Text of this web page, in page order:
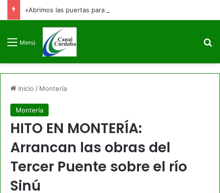
Menú
Inicio / Montería
Montería
HITO EN MONTERÍA:
Arrancan las obras del
Tercer Puente sobre el río
Sinú